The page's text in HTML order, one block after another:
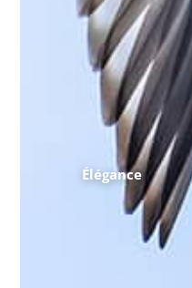
Élégance